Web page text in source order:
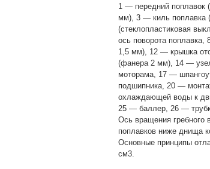
1 — передний поплавок
мм), 3 — киль поплавка
(стеклопластиковая
ось поворота
1,5 мм), 12 — крышка
(фанера 2 мм), 14 —
моторама, 17 —
подшипника, 20 —
охлаждающей воды к
25 — баллер, 26 —
Ось вращения гребного
поплавков ниже днища
Основные принципы
см3.